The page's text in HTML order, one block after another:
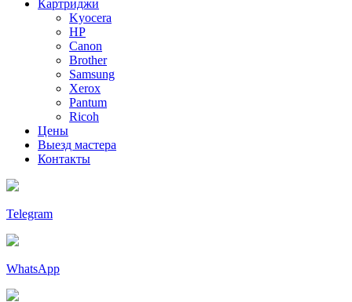
Картриджи
Kyocera
HP
Canon
Brother
Samsung
Xerox
Pantum
Ricoh
Цены
Выезд мастера
Контакты
Telegram
WhatsApp